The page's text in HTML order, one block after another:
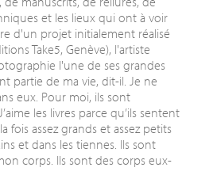
et les lieux qui ont à voir
d'un projet initialement réalisé
Take5, Genève), l'artiste
l'une de ses grandes
partie de ma vie, dit-il. Je ne
eux. Pour moi, ils sont
les livres parce qu’ils sentent
fois assez grands et assez petits
et dans les tiennes. Ils sont
corps. Ils sont des corps eux-